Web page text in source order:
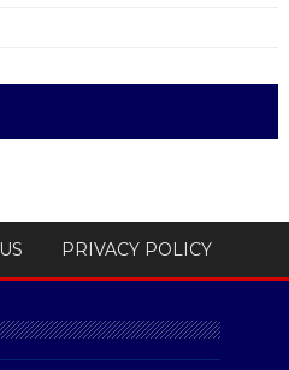
PRIVACY POLICY